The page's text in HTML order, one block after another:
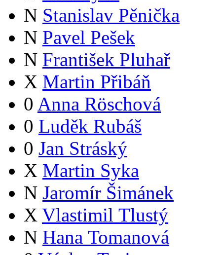
N Stanislav Pěnička
N Pavel Pešek
N František Pluhař
X Martin Přibáň
0 Anna Röschová
0 Luděk Rubáš
0 Jan Stráský
X Martin Syka
N Jaromír Šimánek
X Vlastimil Tlustý
N Hana Tomanová